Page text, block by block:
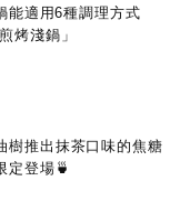
適用6種調理方式
烤淺鍋」
樹推出抹茶口味的焦糖
定登場🍵